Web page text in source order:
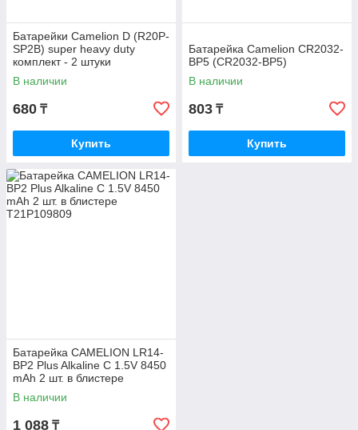
Батарейки Camelion D (R20P-
SP2B) super heavy duty
комплект - 2 штуки
В наличии
680 ₸
Купить
Батарейка Camelion CR2032-
BP5 (CR2032-BP5)
В наличии
803 ₸
Купить
Батарейка CAMELION LR14-
BP2 Plus Alkaline C 1.5V 8450
mAh 2 шт. в блистере
В наличии
1 088 ₸